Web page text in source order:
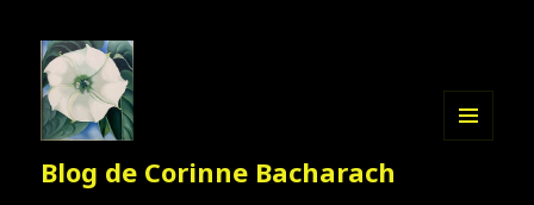
Blog de Corinne Bacharach